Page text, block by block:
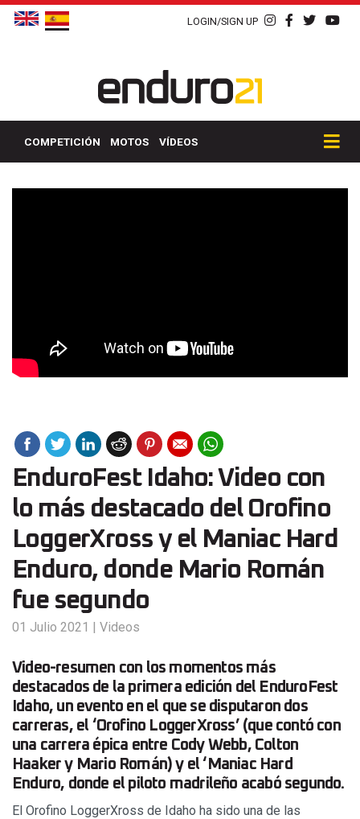
LOGIN/SIGN UP
COMPETICIÓN MOTOS VÍDEOS
EnduroFest Idaho: Video con
lo más destacado del Orofino
LoggerXross y el Maniac Hard
Enduro, donde Mario Román
fue segundo
01 Julio 2021 | Videos
Video-resumen con los momentos más
destacados de la primera edición del EnduroFest
Idaho, un evento en el que se disputaron dos
carreras, el ‘Orofino LoggerXross’ (que contó con
una carrera épica entre Cody Webb, Colton
Haaker y Mario Román) y el ‘Maniac Hard
Enduro, donde el piloto madrileño acabó segundo.
El Orofino LoggerXross de Idaho ha sido una de las